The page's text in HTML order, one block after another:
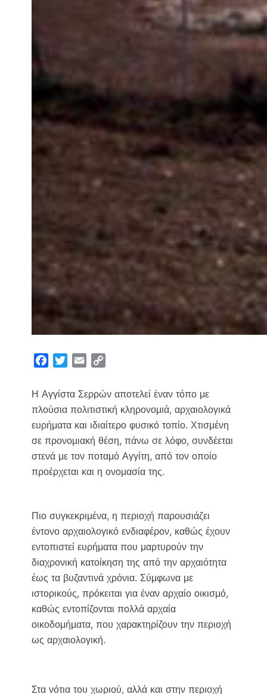
e
o
o
k
e
r
i
i
n
k
Η Αγγίστα Σερρών αποτελεί έναν τόπο με
πλούσια πολιτιστική κληρονομιά, αρχαιολογικά
ευρήματα και ιδιαίτερο φυσικό τοπίο. Χτισμένη
σε προνομιακή θέση, πάνω σε λόφο, συνδέεται
στενά με τον ποταμό Αγγίτη, από τον οποίο
προέρχεται και η ονομασία της.
Πιο συγκεκριμένα, η περιοχή παρουσιάζει
έντονο αρχαιολογικό ενδιαφέρον, καθώς έχουν
εντοπιστεί ευρήματα που μαρτυρούν την
διαχρονική κατοίκηση της από την αρχαιότητα
έως τα βυζαντινά χρόνια. Σύμφωνα με
ιστορικούς, πρόκειται για έναν αρχαίο οικισμό,
καθώς εντοπίζονται πολλά αρχαία
οικοδομήματα, που χαρακτηρίζουν την περιοχή
ως αρχαιολογική.
Στα νότια του χωριού, αλλά και στην περιοχή